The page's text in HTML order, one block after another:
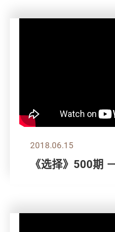
2018.06.15
《选择》500期